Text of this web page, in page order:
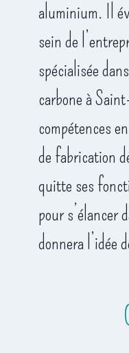
aluminium. Il
sein de
spécialisée
carbone à
compétences
de fabrication
quitte ses
pour s’élancer
donnera l’idée